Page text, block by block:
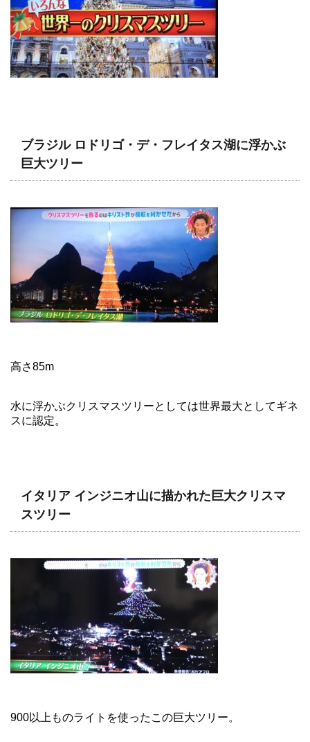
ブラジル ロドリゴ・デ・フレイタス湖に浮かぶ
巨大ツリー
高さ85m
水に浮かぶクリスマスツリーとしては世界最大としてギネ
スに認定。
イタリア インジニオ山に描かれた巨大クリスマ
スツリー
900以上ものライトを使ったこの巨大ツリー。